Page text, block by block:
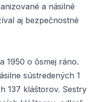
a násilné
aj bezpečnostné
1950 o ôsmej ráno.
sústredených 1
137 kláštorov. Sestry